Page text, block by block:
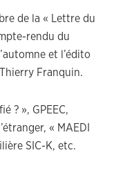
de la « Lettre du
rendu du
et l’édito
Franquin.
? », GPEEC,
« MAEDI
SIC-K, etc.